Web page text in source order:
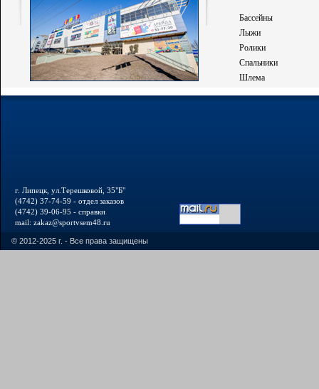
Бассейны
Лыжи
Ролики
Спальники
Шлема
г. Липецк, ул.Терешковой, 35"Б"
(4742) 37-74-59 - отдел заказов
(4742) 39-06-95 - справки
mail: zakaz@sportvsem48.ru
© 2012-2025 г. - Все права защищены